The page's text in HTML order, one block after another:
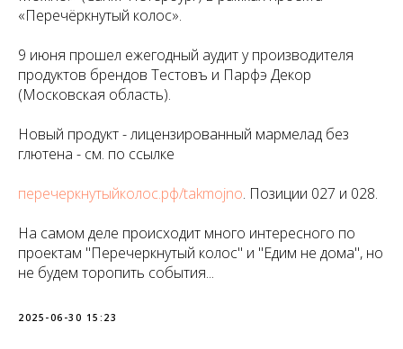
«Перечёркнутый колос».
9 июня прошел ежегодный аудит у производителя
продуктов брендов Тестовъ и Парфэ Декор
(Московская область).
Новый продукт - лицензированный мармелад без
глютена - см. по ссылке
перечеркнутыйколос.рф/takmojno. Позиции 027 и 028.
На самом деле происходит много интересного по
проектам "Перечеркнутый колос" и "Едим не дома", но
не будем торопить события...
2025-06-30 15:23